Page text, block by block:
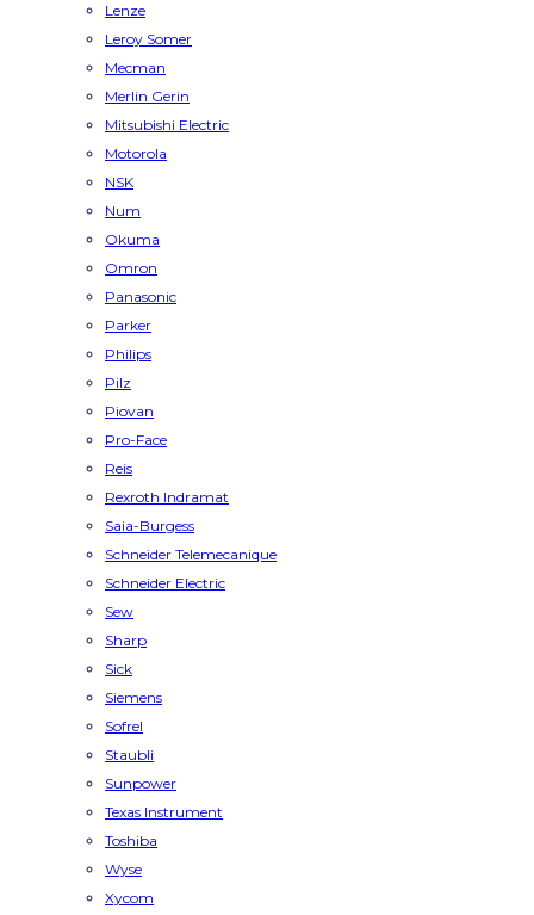
Lenze
Leroy Somer
Mecman
Merlin Gerin
Mitsubishi Electric
Motorola
NSK
Num
Okuma
Omron
Panasonic
Parker
Philips
Pilz
Piovan
Pro-Face
Reis
Rexroth Indramat
Saia-Burgess
Schneider Telemecanique
Schneider Electric
Sew
Sharp
Sick
Siemens
Sofrel
Staubli
Sunpower
Texas Instrument
Toshiba
Wyse
Xycom